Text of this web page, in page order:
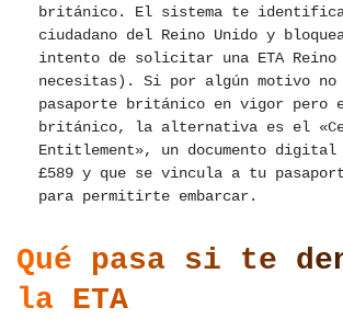
británico. El sistema te
ciudadano del Reino Unido y
intento de solicitar una ETA Reino
necesitas). Si por algún motivo
pasaporte británico en vigor pero
británico, la alternativa es el
Entitlement», un documento digital
£589 y que se vincula a tu
para permitirte embarcar.
Qué pasa si te
la ETA